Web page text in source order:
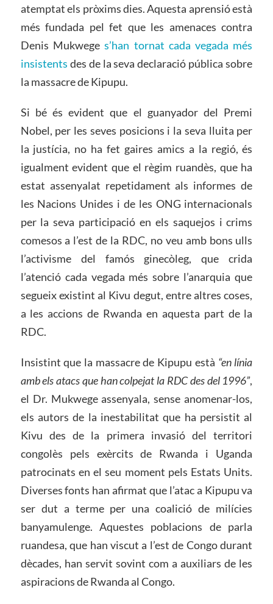
atemptat els pròxims dies. Aquesta aprensió està
més fundada pel fet que les amenaces contra
Denis Mukweges’han tornat cada vegada més
insistents des de la seva declaració pública sobre
la massacre de Kipupu.
Si bé és evident que el guanyador del Premi
Nobel, per les seves posicions i la seva lluita per
la justícia, no ha fet gaires amics a la regió, és
igualment evident que el règim ruandès, que ha
estat assenyalat repetidament als informes de
les Nacions Unides i de les ONG internacionals
per la seva participació en els saquejos i crims
comesos a l’est de la RDC, no veu amb bons ulls
l’activisme del famós ginecòleg, que crida
l’atenció cada vegada més sobre l’anarquia que
segueix existint al Kivu degut, entre altres coses,
a les accions de Rwanda en aquesta part de la
RDC.
Insistint que la massacre de Kipupu està “en línia
amb els atacs que han colpejat la RDC des del 1996”,
el Dr. Mukwege assenyala, sense anomenar-los,
els autors de la inestabilitat que ha persistit al
Kivu des de la primera invasió del territori
congolès pels exèrcits de Rwanda i Uganda
patrocinats en el seu moment pels Estats Units.
Diverses fonts han afirmat que l’atac a Kipupu va
ser dut a terme per una coalició de milícies
banyamulenge. Aquestes poblacions de parla
ruandesa, que han viscut a l’est de Congo durant
dècades, han servit sovint com a auxiliars de les
aspiracions de Rwanda al Congo.